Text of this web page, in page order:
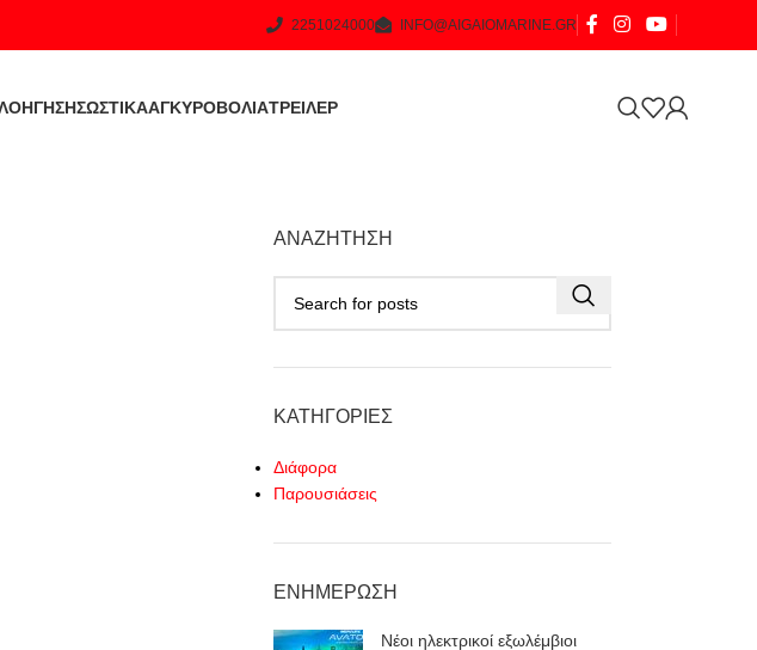
2251024000 INFO@AIGAIOMARINE.GR
ΣΩΣΤΙΚΑΑΓΚΥΡΟΒΟΛΙΑΤΡΕΙΛΕΡ
ΑΝΑΖΉΤΗΣΗ
ΚΑΤΗΓΟΡΊΕΣ
Διάφορα
Παρουσιάσεις
ΕΝΗΜΈΡΩΣΗ
Νέοι ηλεκτρικοί εξωλέμβιοι